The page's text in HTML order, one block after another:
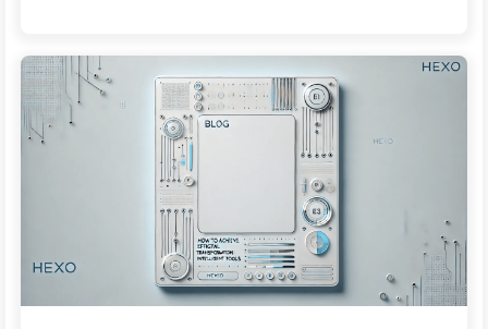
力が低下することだ。 AIをタスク遂行の「外注業者」と考
えず、思考を促進する「練習パートナー」として利用しよ
う。毎回の質問は自分が主導する深い対話であるべきだ。
AI時代の核心的な競争力は、AIの出力に対し「ワンクリッ
クで受け入れる」ことではなく、専門的な判断に基づいた
「積極的な疑問」を持つことにある。 深い思考能力を失う
のは遠くない全世界がAIに狂乱しています。わずか2年
で、約10億人がOpenAIの製品に流れ込んできました。こ